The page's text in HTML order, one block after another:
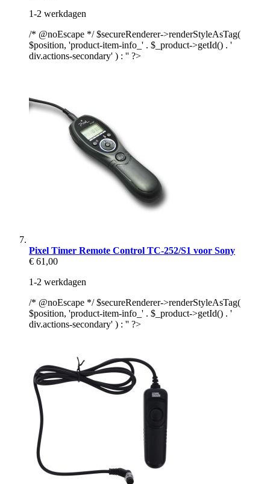
1-2 werkdagen
/* @noEscape */ $secureRenderer->renderStyleAsTag(
$position, 'product-item-info_' . $_product->getId() . '
div.actions-secondary' ) : '' ?>
Pixel Timer Remote Control TC-252/S1 voor Sony
€ 61,00
1-2 werkdagen
/* @noEscape */ $secureRenderer->renderStyleAsTag(
$position, 'product-item-info_' . $_product->getId() . '
div.actions-secondary' ) : '' ?>